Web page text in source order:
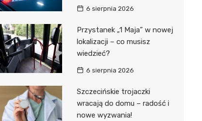
6 sierpnia 2026
Przystanek „1 Maja” w nowej
lokalizacji – co musisz
wiedzieć?
6 sierpnia 2026
Szczecińskie trojaczki
wracają do domu – radość i
nowe wyzwania!